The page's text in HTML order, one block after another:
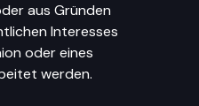
aus Gründen
Interesses
oder eines
werden.